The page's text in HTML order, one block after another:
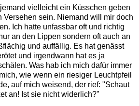
vielleicht ein Küsschen geben
Versehen sein. Niemand will mir doch
Ich hatte unfassbar oft und richtig
an den Lippen sondern oft auch an
und auffällig. Es hat genässt
und irgendwann hat es ja
Was hab ich mich dafür immer
wie wenn ein riesiger Leuchtpfeil
auf mich weisend, der rief: "Schaut
an! Ist sie nicht widerlich?"